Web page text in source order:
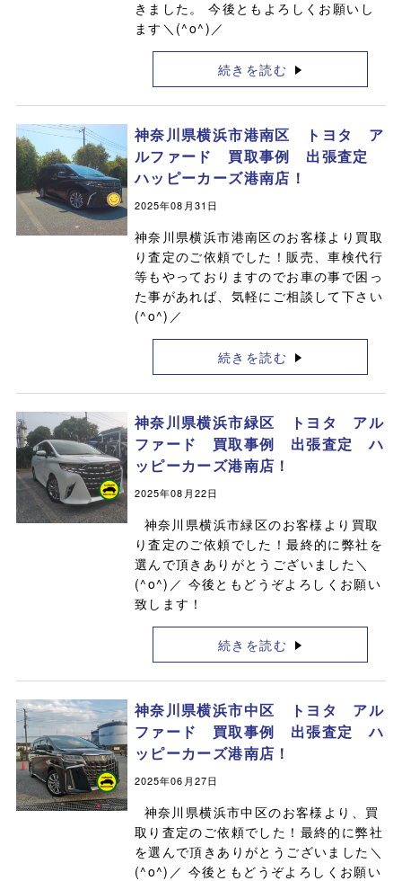
きました。 今後ともよろしくお願いし
ます＼(^o^)／
続きを読む
神奈川県横浜市港南区 トヨタ ア
ルファード 買取事例 出張査定
ハッピーカーズ港南店！
2025年08月31日
神奈川県横浜市港南区のお客様より買取
り査定のご依頼でした！販売、車検代行
等もやっておりますのでお車の事で困っ
た事があれば、気軽にご相談して下さい
(^o^)／
続きを読む
神奈川県横浜市緑区 トヨタ アル
ファード 買取事例 出張査定 ハ
ッピーカーズ港南店！
2025年08月22日
神奈川県横浜市緑区のお客様より買取
り査定のご依頼でした！最終的に弊社を
選んで頂きありがとうございました＼
(^o^)／ 今後ともどうぞよろしくお願い
致します！
続きを読む
神奈川県横浜市中区 トヨタ アル
ファード 買取事例 出張査定 ハ
ッピーカーズ港南店！
2025年06月27日
神奈川県横浜市中区のお客様より、買
取り査定のご依頼でした！最終的に弊社
を選んで頂きありがとうございました＼
(^o^)／ 今後ともどうぞよろしくお願い